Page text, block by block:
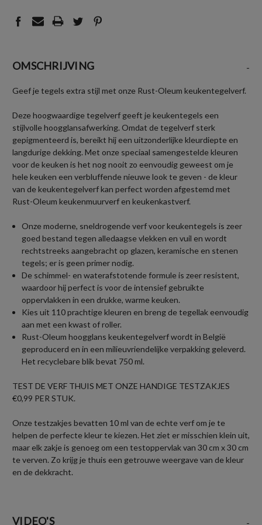
OMSCHRIJVING -
Geef je tegels extra stijl met onze Rust-Oleum keukentegelverf.
Deze hoogwaardige tegelverf geeft je keukentegels een
stijlvolle hoogglansafwerking. Omdat de tegelverf sterk
gepigmenteerd is, bereikt hij een uitzonderlijke kleurdiepte en
langdurige dekking. Met onze speciaal samengestelde kleuren
voor de keuken is het nog nooit zo eenvoudig geweest om je
hele keuken een verbluffende nieuwe look te geven - de kleur
van de keukentegelverf kan perfect worden afgestemd met
Rust-Oleum keukenmuurverf en keukenkastverf.
Onze moderne, sneldrogende verf voor keukentegels is zeer
goed bestand tegen alledaagse vlekken en vuil en wordt
rechtstreeks aangebracht op glazen, keramische en stenen
tegels; er is geen primer nodig.
De schimmel- en waterafstotende formule is zeer resistent,
waardoor hij perfect is voor de intensief gebruikte
oppervlakken in een drukke, warme keuken.
Kies uit 110 prachtige kleuren en breng de tegellak eenvoudig
aan met een kwast of roller.
Rust-Oleum hoogglans keukentegelverf wordt in België
geproducerd en in een milieuvriendelijke verpakking geleverd.
Het recyclebare blik bevat 750 ml.
TEST DE VERF THUIS MET ONZE HANDIGE TESTZAKJES
€0,99 PER STUK.
Onze testzakjes bevatten 10 ml van de echte verf om je te
helpen de perfecte kleur te kiezen. Het ziet er misschien klein uit,
maar elk zakje is genoeg om een testoppervlak van 30 cm x 30 cm
te verven. Zo krijg je thuis een getrouwe weergave van de kleur
en de dekkracht.
VIDEO'S -